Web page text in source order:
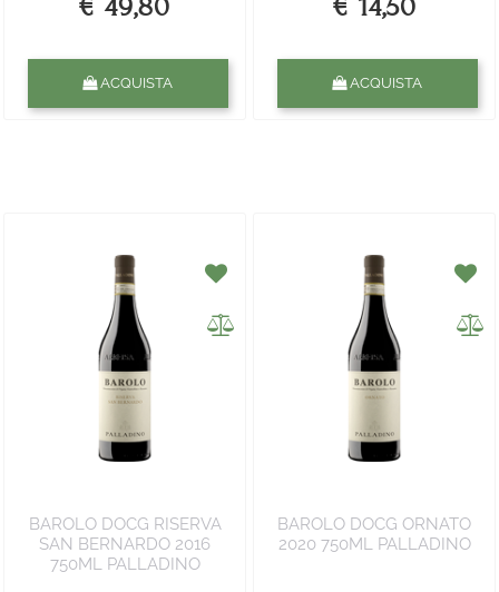
€ 49,80
ACQUISTA
€ 14,50
ACQUISTA
BAROLO DOCG RISERVA
SAN BERNARDO 2016
750ML PALLADINO
BAROLO DOCG ORNATO
2020 750ML PALLADINO